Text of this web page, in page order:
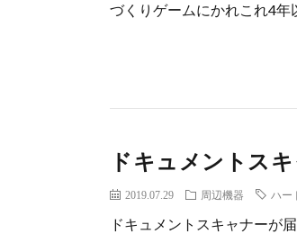
づくりゲームにかれこれ4
ドキュメントス
2019.07.29 周辺機器 ハー
ドキュメントスキャナーが